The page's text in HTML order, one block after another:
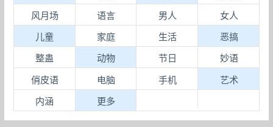
风月场 语言 男人 女人
儿童 家庭 生活 恶搞
整蛊 动物 节日 妙语
俏皮语 电脑 手机 艺术
内涵 更多